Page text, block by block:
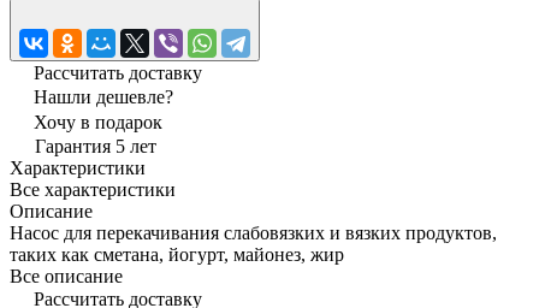
Рассчитать доставку
Нашли дешевле?
Хочу в подарок
Гарантия 5 лет
Характеристики
Все характеристики
Описание
Насос для перекачивания слабовязких и вязких продуктов,
таких как сметана, йогурт, майонез, жир
Все описание
Рассчитать доставку